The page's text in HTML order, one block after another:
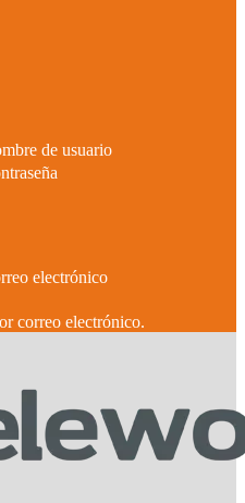
de usuario
electrónico
correo electrónico.